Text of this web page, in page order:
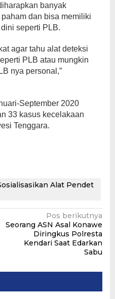
banyak
dan bisa memiliki
seperti PLB.
agar tahu alat deteksi
PLB atau mungkin
nya personal,”
September 2020
33 kasus kecelakaan
Tenggara.
Alat Pendet
Pos berikutnya
Seorang ASN Asal Konawe
Diringkus Polresta
Kendari Saat Edarkan
Sabu